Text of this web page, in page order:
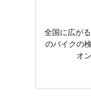
全国に広が
のバイクの
オ